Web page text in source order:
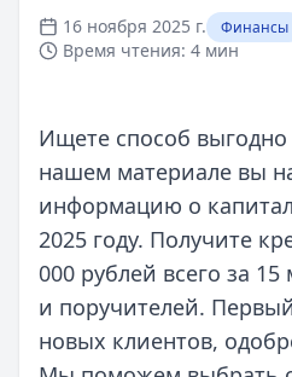
16 ноября 2025 г. Финансы
Время чтения: 4 мин
Ищете способ
нашем материале вы
информацию о
2025 году. Получите
000 рублей всего за
и поручителей.
новых клиентов,